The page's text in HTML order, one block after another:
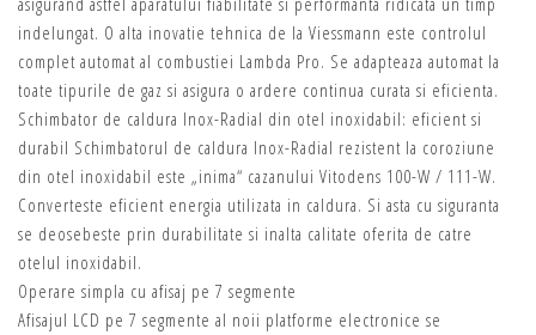
indelungat. O alta inovatie tehnica de la Viessmann este controlul
complet automat al combustiei Lambda Pro. Se adapteaza automat la
toate tipurile de gaz si asigura o ardere continua curata si eficienta.
Schimbator de caldura Inox-Radial din otel inoxidabil: eficient si
durabil Schimbatorul de caldura Inox-Radial rezistent la coroziune
din otel inoxidabil este „inima“ cazanului Vitodens 100-W / 111-W.
Converteste eficient energia utilizata in caldura. Si asta cu siguranta
se deosebeste prin durabilitate si inalta calitate oferita de catre
otelul inoxidabil.
Operare simpla cu afisaj pe 7 segmente
Afisajul LCD pe 7 segmente al noii platforme electronice se